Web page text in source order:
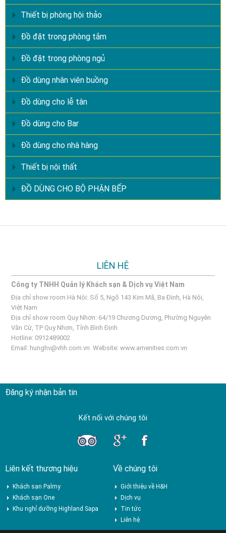
Thiết bị phòng hội thảo
Đồ đặt trong phòng tắm
Đồ đặt trong phòng ngủ
Đồ dùng nhân viên buồng
Đồ dùng cho lễ tân
Đồ dùng cho Bar
Đồ dùng cho nhà hàng
Thiết bị nội thất
ĐỒ DÙNG CHO BỘ PHẬN BẾP
LIÊN HỆ
Công ty TNHH Quản lý Khách sạn & Dịch vụ Việt Nam
Địa chỉ show room Hà Nội: Số 5, Ngõ 143 Kim Mã, Ba Đình, Hà Nội,
Việt Nam
Địa chỉ show room Quy Nhơn: 64/19 Chương Dương, Phường Nguyên
Văn Cừ, TP Quy Nhơn, Tỉnh Bình Định
Hotline: 0912489002
Email: hunghv@vhh.com.vn Website:www.amenities.com.vn
Đăng ký nhận bản tin
Kết nối với chúng tôi
Liên kết thương hiệu
Khách sạn Palmy
Khách sạn One
Khu nghỉ dưỡng Highland Sapa
Về chúng tôi
Giới thiệu về H&H
Dịch vụ
Tin tức
Liên hệ